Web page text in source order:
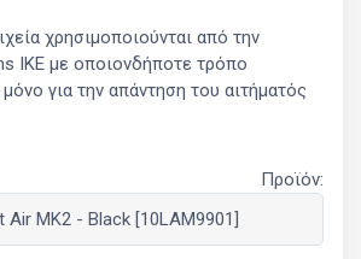
χρησιμοποιούνται από την
ΙΚΕ με οποιονδήποτε τρόπο
για την απάντηση του αιτήματός
Προϊόν: